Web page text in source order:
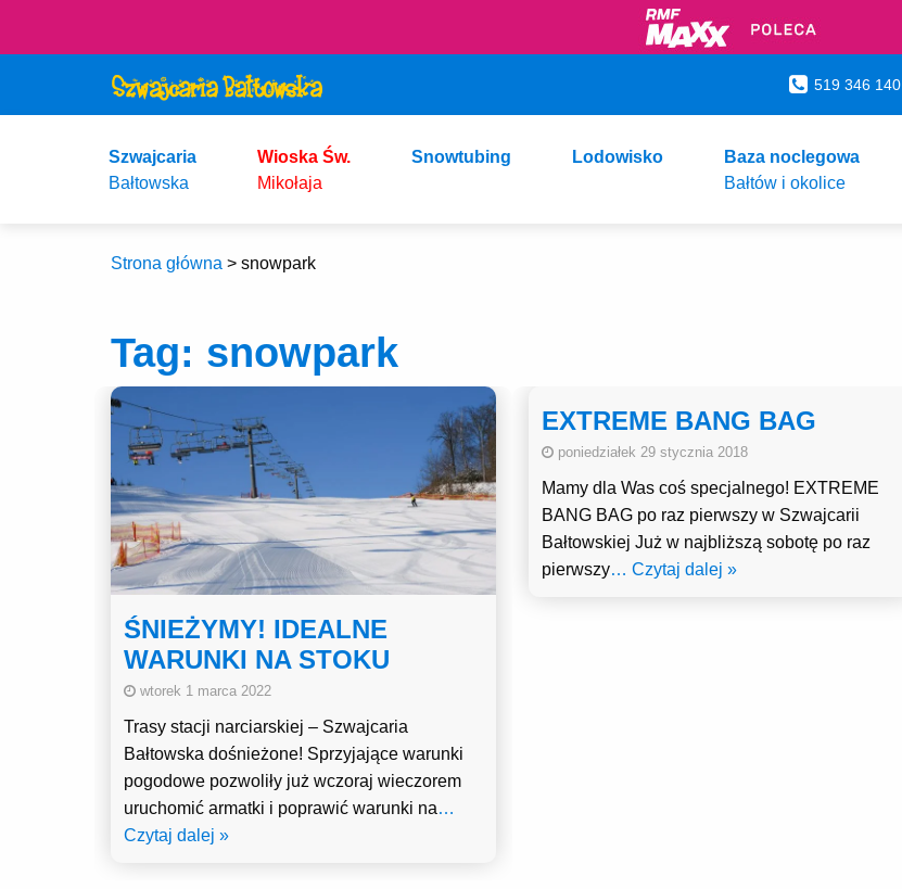
519 346 140
Szwajcaria
Bałtowska
Wioska Św.
Mikołaja
Snowtubing Lodowisko
Baza noclegowa
Bałtów i okolice
Strona główna > snowpark
Tag: snowpark
ŚNIEŻYMY! IDEALNE
WARUNKI NA STOKU
wtorek 1 marca 2022
Trasy stacji narciarskiej – Szwajcaria
Bałtowska dośnieżone! Sprzyjające warunki
pogodowe pozwoliły już wczoraj wieczorem
uruchomić armatki i poprawić warunki na…
Czytaj dalej »
EXTREME BANG BAG
poniedziałek 29 stycznia 2018
Mamy dla Was coś specjalnego! EXTREME
BANG BAG po raz pierwszy w Szwajcarii
Bałtowskiej Już w najbliższą sobotę po raz
pierwszy… Czytaj dalej »